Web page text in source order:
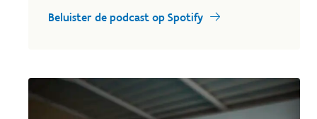
Beluister de podcast op Spotify